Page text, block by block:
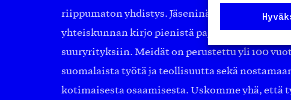
riippumaton yhdistys. Jäseninämme on koko
yhteiskunnan kirjo pienistä pajoista ja
suuryrityksiin. Meidät on perustettu yli 100
suomalaista työtä ja teollisuutta sekä
kotimaisesta osaamisesta. Uskomme yhä, että